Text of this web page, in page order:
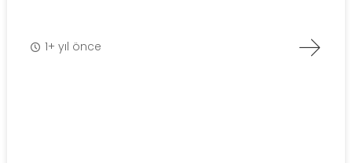
1+ yıl önce